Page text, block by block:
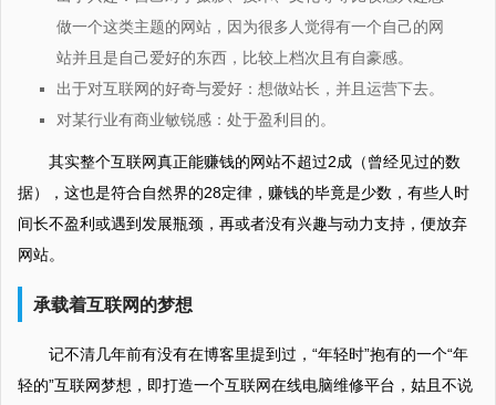
做一个这类主题的网站，因为很多人觉得有一个自己的网
站并且是自己爱好的东西，比较上档次且有自豪感。
出于对互联网的好奇与爱好：想做站长，并且运营下去。
对某行业有商业敏锐感：处于盈利目的。
其实整个互联网真正能赚钱的网站不超过2成（曾经见过的数
据），这也是符合自然界的28定律，赚钱的毕竟是少数，有些人时
间长不盈利或遇到发展瓶颈，再或者没有兴趣与动力支持，便放弃
网站。
承载着互联网的梦想
记不清几年前有没有在博客里提到过，“年轻时”抱有的一个“年
轻的”互联网梦想，即打造一个互联网在线电脑维修平台，姑且不说